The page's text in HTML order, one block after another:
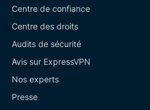
Centre de confiance
Centre des droits
Audits de sécurité
Avis sur ExpressVPN
Nos experts
Presse